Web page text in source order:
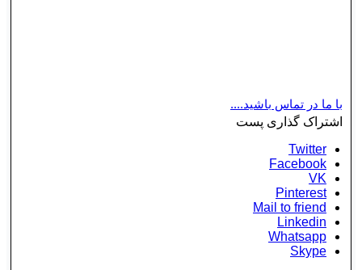
با ما در تماس باشید....
اشتراک گذاری پست
Twitter
Facebook
VK
Pinterest
Mail to friend
Linkedin
Whatsapp
Skype